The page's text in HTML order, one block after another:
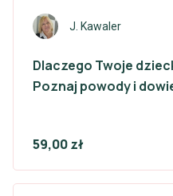
J. Kawaler
Dlaczego Twoje
Poznaj powody i
59,00 zł